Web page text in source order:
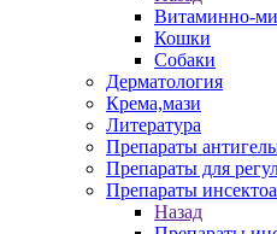
Витаминно-
Кошки
Собаки
Дерматология
Крема,мази
Литература
Препараты
Препараты для
Препараты
Назад